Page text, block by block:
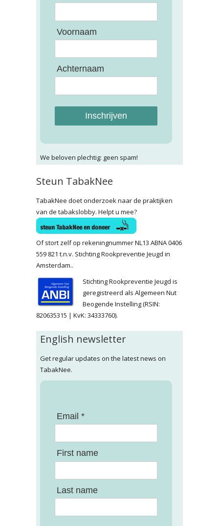
Voornaam
Achternaam
Inschrijven
We beloven plechtig: geen spam!
Steun TabakNee
TabakNee doet onderzoek naar de praktijken
van de tabakslobby. Helpt u mee?
Of stort zelf op rekeningnummer NL13 ABNA 0406
559 821 t.n.v. Stichting Rookpreventie Jeugd in
Amsterdam..
Stichting Rookpreventie Jeugd is
geregistreerd als Algemeen Nut
Beogende Instelling (RSIN:
820635315 | KvK: 34333760).
English newsletter
Get regular updates on the latest news on
TabakNee.
Email *
First name
Last name